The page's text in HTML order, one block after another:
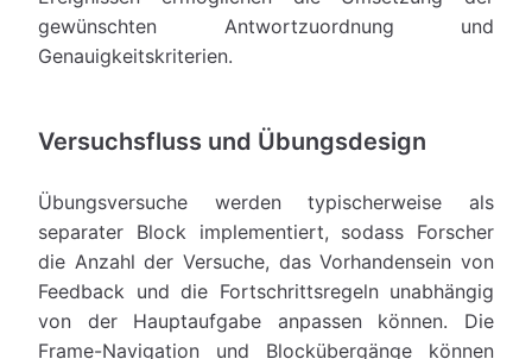
gewünschten Antwortzuordnung und
Genauigkeitskriterien.
Versuchsfluss und Übungsdesign
Übungsversuche werden typischerweise als
separater Block implementiert, sodass Forscher
die Anzahl der Versuche, das Vorhandensein von
Feedback und die Fortschrittsregeln unabhängig
von der Hauptaufgabe anpassen können. Die
Frame-Navigation und Blockübergänge können